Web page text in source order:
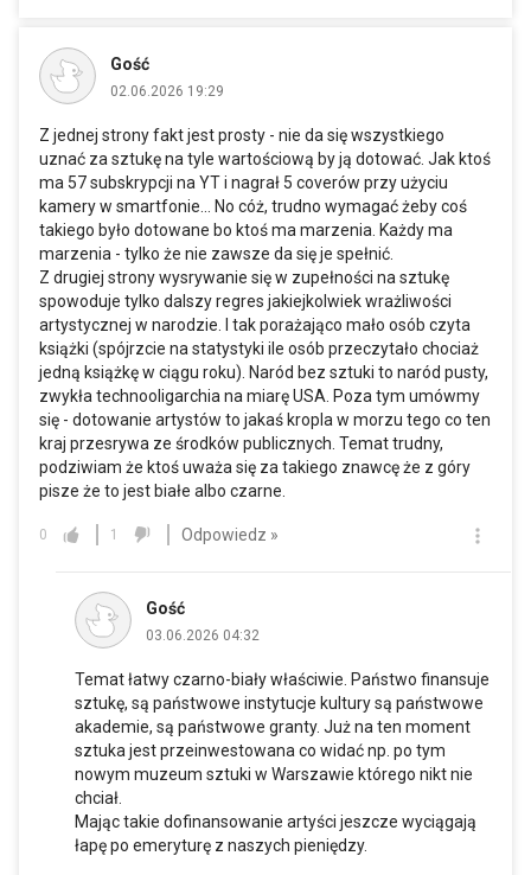
Gość
02.06.2026 19:29
Z jednej strony fakt jest prosty - nie da się wszystkiego
uznać za sztukę na tyle wartościową by ją dotować. Jak ktoś
ma 57 subskrypcji na YT i nagrał 5 coverów przy użyciu
kamery w smartfonie... No cóż, trudno wymagać żeby coś
takiego było dotowane bo ktoś ma marzenia. Każdy ma
marzenia - tylko że nie zawsze da się je spełnić.
Z drugiej strony wysrywanie się w zupełności na sztukę
spowoduje tylko dalszy regres jakiejkolwiek wrażliwości
artystycznej w narodzie. I tak porażająco mało osób czyta
książki (spójrzcie na statystyki ile osób przeczytało chociaż
jedną książkę w ciągu roku). Naród bez sztuki to naród pusty,
zwykła technooligarchia na miarę USA. Poza tym umówmy
się - dotowanie artystów to jakaś kropla w morzu tego co ten
kraj przesrywa ze środków publicznych. Temat trudny,
podziwiam że ktoś uważa się za takiego znawcę że z góry
pisze że to jest białe albo czarne.
0 1 Odpowiedz »
Gość
03.06.2026 04:32
Temat łatwy czarno-biały właściwie. Państwo finansuje
sztukę, są państwowe instytucje kultury są państwowe
akademie, są państwowe granty. Już na ten moment
sztuka jest przeinwestowana co widać np. po tym
nowym muzeum sztuki w Warszawie którego nikt nie
chciał.
Mając takie dofinansowanie artyści jeszcze wyciągają
łapę po emeryturę z naszych pieniędzy.